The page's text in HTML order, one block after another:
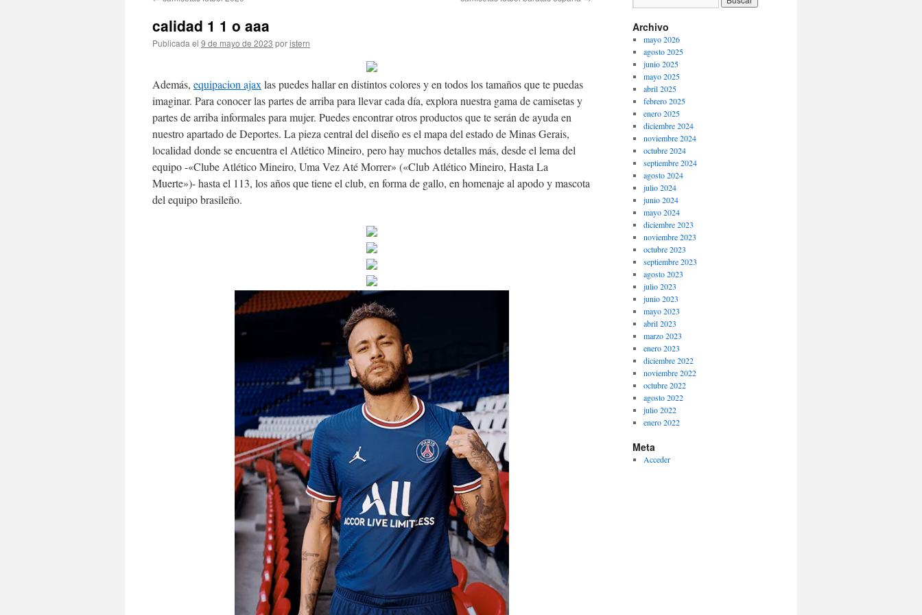
contenido
calidad 1 1 o aaa
Publicada el 9 de mayo de 2023 poristern
Además, equipacion ajax las puedes hallar en distintos colores y en todos los tamaños que te puedas
imaginar. Para conocer las partes de arriba para llevar cada día, explora nuestra gama de camisetas y
partes de arriba informales para mujer. Puedes encontrar otros productos que te serán de ayuda en
nuestro apartado de Deportes. La pieza central del diseño es el mapa del estado de Minas Gerais,
localidad donde se encuentra el Atlético Mineiro, pero hay muchos detalles más, desde el lema del
equipo -«Clube Atlético Mineiro, Uma Vez Até Morrer» («Club Atlético Mineiro, Hasta La
Muerte»)- hasta el 113, los años que tiene el club, en forma de gallo, en homenaje al apodo y mascota
del equipo brasileño.
Archivo
mayo 2026
agosto 2025
junio 2025
mayo 2025
abril 2025
febrero 2025
enero 2025
diciembre 2024
noviembre 2024
octubre 2024
septiembre 2024
agosto 2024
julio 2024
junio 2024
mayo 2024
diciembre 2023
noviembre 2023
octubre 2023
septiembre 2023
agosto 2023
julio 2023
junio 2023
mayo 2023
abril 2023
marzo 2023
enero 2023
diciembre 2022
noviembre 2022
octubre 2022
agosto 2022
julio 2022
enero 2022
Meta
Acceder